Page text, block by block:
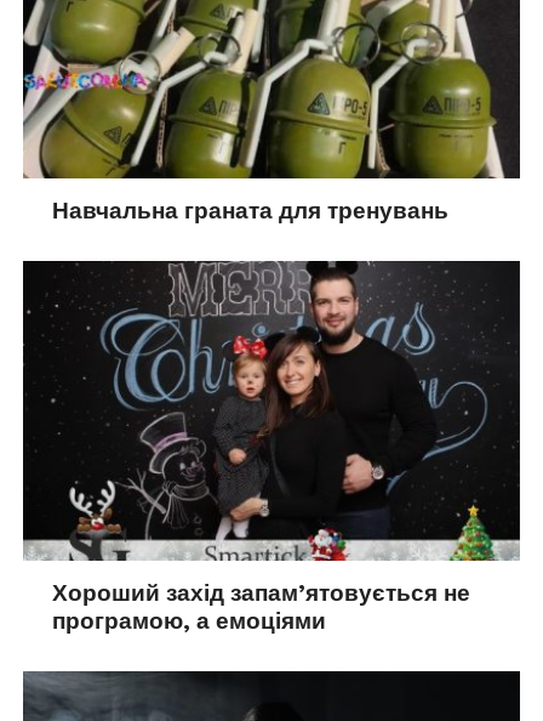
Навчальна граната для тренувань
Хороший захід запам’ятовується не
програмою, а емоціями